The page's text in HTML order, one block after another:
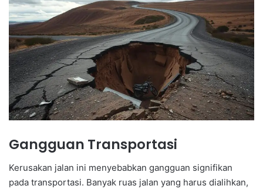
Gangguan Transportasi
Kerusakan jalan ini menyebabkan gangguan signifikan
pada transportasi. Banyak ruas jalan yang harus dialihkan,